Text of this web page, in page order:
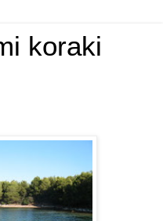
koraki